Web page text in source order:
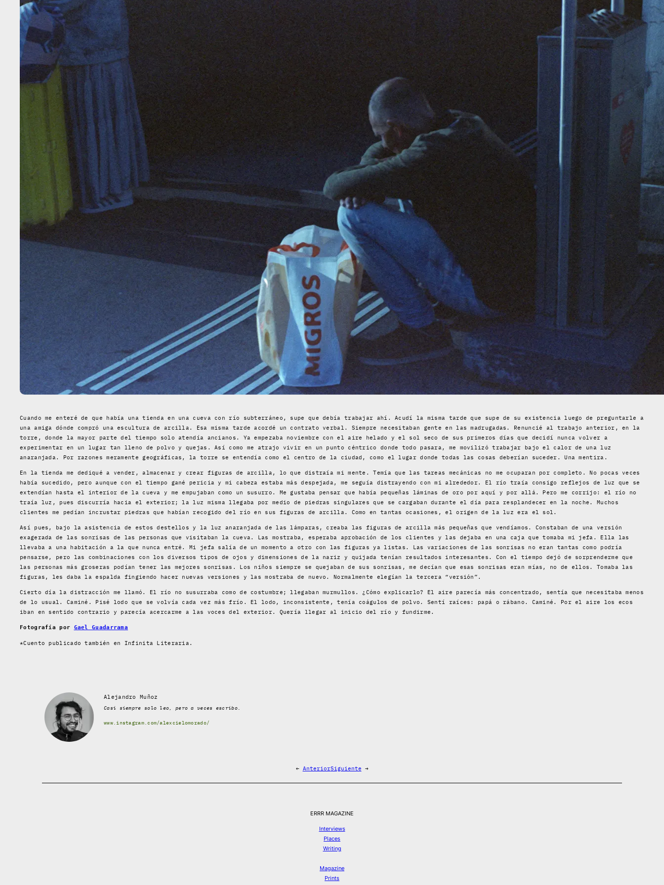
Cuando me enteré de que había una tienda en una cueva con río subterráneo, supe que debía trabajar ahí. Acudí la misma tarde que supe de su existencia luego de preguntarle a
una amiga dónde compró una escultura de arcilla. Esa misma tarde acordé un contrato verbal. Siempre necesitaban gente en las madrugadas. Renuncié al trabajo anterior, en la
torre, donde la mayor parte del tiempo solo atendía ancianos. Ya empezaba noviembre con el aire helado y el sol seco de sus primeros días que decidí nunca volver a
experimentar en un lugar tan lleno de polvo y quejas. Así como me atrajo vivir en un punto céntrico donde todo pasara, me movilizó trabajar bajo el calor de una luz
anaranjada. Por razones meramente geográficas, la torre se entendía como el centro de la ciudad, como el lugar donde todas las cosas deberían suceder. Una mentira.
En la tienda me dediqué a vender, almacenar y crear figuras de arcilla, lo que distraía mi mente. Temía que las tareas mecánicas no me ocuparan por completo. No pocas veces
había sucedido, pero aunque con el tiempo gané pericia y mi cabeza estaba más despejada, me seguía distrayendo con mi alrededor. El río traía consigo reflejos de luz que se
extendían hasta el interior de la cueva y me empujaban como un susurro. Me gustaba pensar que había pequeñas láminas de oro por aquí y por allá. Pero me corrijo: el río no
traía luz, pues discurría hacia el exterior; la luz misma llegaba por medio de piedras singulares que se cargaban durante el día para resplandecer en la noche. Muchos
clientes me pedían incrustar piedras que habían recogido del río en sus figuras de arcilla. Como en tantas ocasiones, el origen de la luz era el sol.
Así pues, bajo la asistencia de estos destellos y la luz anaranjada de las lámparas, creaba las figuras de arcilla más pequeñas que vendíamos. Constaban de una versión
exagerada de las sonrisas de las personas que visitaban la cueva. Las mostraba, esperaba aprobación de los clientes y las dejaba en una caja que tomaba mi jefa. Ella las
llevaba a una habitación a la que nunca entré. Mi jefa salía de un momento a otro con las figuras ya listas. Las variaciones de las sonrisas no eran tantas como podría
pensarse, pero las combinaciones con los diversos tipos de ojos y dimensiones de la nariz y quijada tenían resultados interesantes. Con el tiempo dejó de sorprenderme que
las personas más groseras podían tener las mejores sonrisas. Los niños siempre se quejaban de sus sonrisas, me decían que esas sonrisas eran mías, no de ellos. Tomaba las
figuras, les daba la espalda fingiendo hacer nuevas versiones y las mostraba de nuevo. Normalmente elegían la tercera “versión”.
Cierto día la distracción me llamó. El río no susurraba como de costumbre; llegaban murmullos. ¿Cómo explicarlo? El aire parecía más concentrado, sentía que necesitaba menos
de lo usual. Caminé. Pisé lodo que se volvía cada vez más frío. El lodo, inconsistente, tenía coágulos de polvo. Sentí raíces: papá o rábano. Caminé. Por el aire los ecos
iban en sentido contrario y parecía acercarme a las voces del exterior. Quería llegar al inicio del río y fundirme.
Fotografía por Gael Guadarrama
*Cuento publicado también en Infinita Literaria.
Alejandro Muñoz
Casi siempre solo leo, pero a veces escribo.
www.instagram.com/alexcielomorado/
← AnteriorSiguiente →
ERRR MAGAZINE
Interviews
Places
Writing
Magazine
Prints